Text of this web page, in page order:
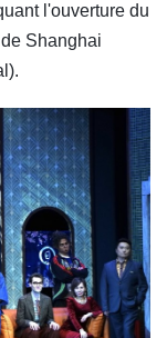
l'ouverture du
Shanghai